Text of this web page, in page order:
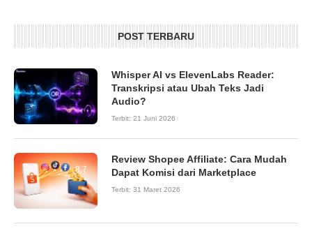
POST TERBARU
Whisper AI vs ElevenLabs Reader:
Transkripsi atau Ubah Teks Jadi
Audio?
Terbit: 21 Juni 2026
8.7
Review Shopee Affiliate: Cara Mudah
Dapat Komisi dari Marketplace
Terbit: 31 Maret 2026